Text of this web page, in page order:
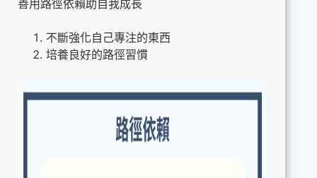
善用路徑依賴助自我成長
不斷強化自己專注的東西
培養良好的路徑習慣